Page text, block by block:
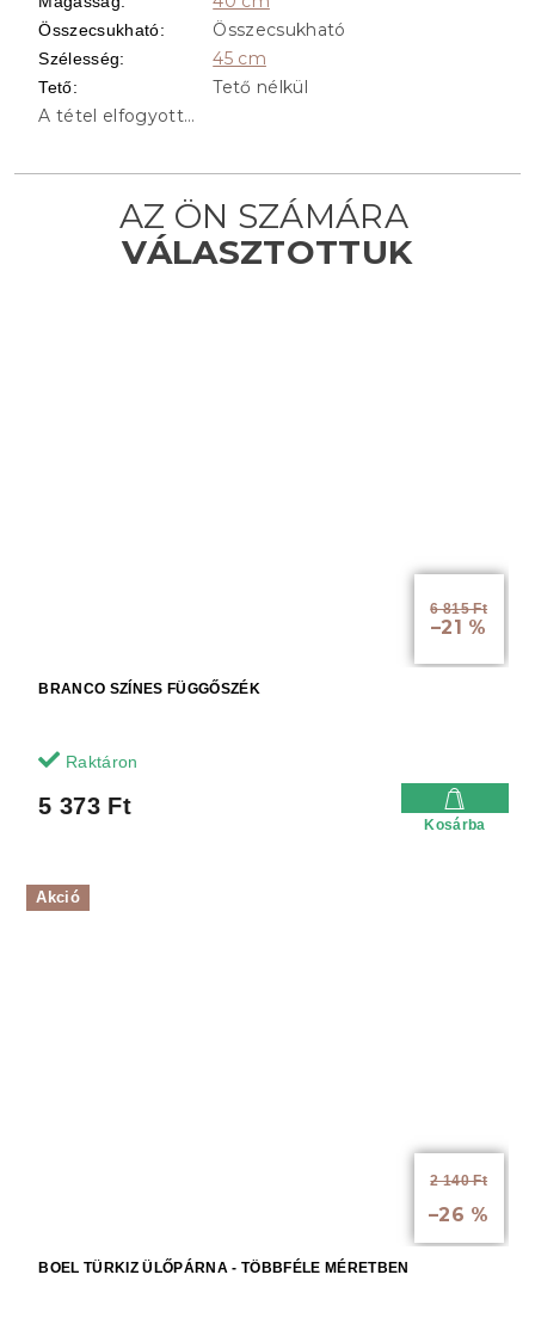
6 815 Ft
–21 %
BRANCO SZÍNES FÜGGŐSZÉK
Raktáron
5 373 Ft
Kosárba
Akció
2 140 Ft
–26 %
BOEL TÜRKIZ ÜLŐPÁRNA - TÖBBFÉLE MÉRETBEN
Összecsukható: Összecsukható
Szélesség: 45 cm
Tető:
Tető nélkül
A tétel elfogyott…